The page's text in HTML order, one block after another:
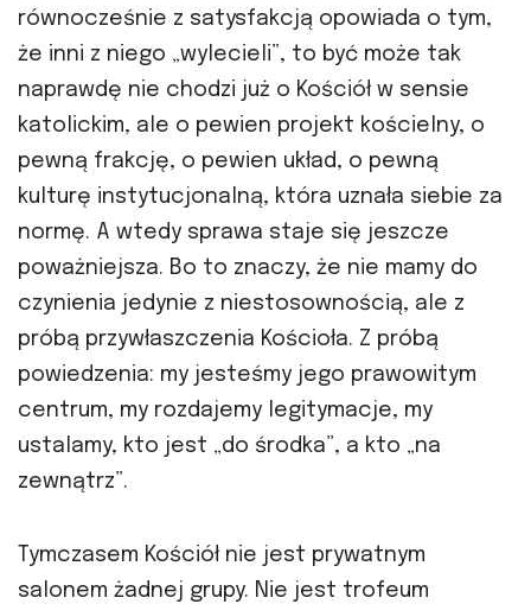
równocześnie z satysfakcją opowiada o tym,
że inni z niego „wylecieli”, to być może tak
naprawdę nie chodzi już o Kościół w sensie
katolickim, ale o pewien projekt kościelny, o
pewną frakcję, o pewien układ, o pewną
kulturę instytucjonalną, która uznała siebie za
normę. A wtedy sprawa staje się jeszcze
poważniejsza. Bo to znaczy, że nie mamy do
czynienia jedynie z niestosownością, ale z
próbą przywłaszczenia Kościoła. Z próbą
powiedzenia: my jesteśmy jego prawowitym
centrum, my rozdajemy legitymacje, my
ustalamy, kto jest „do środka”, a kto „na
zewnątrz”.
Tymczasem Kościół nie jest prywatnym
salonem żadnej grupy. Nie jest trofeum